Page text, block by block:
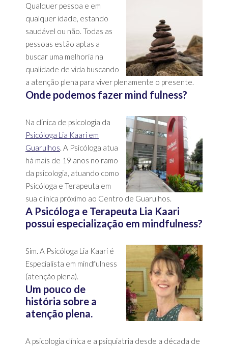
Qualquer pessoa e em
qualquer idade, estando
saudável ou não. Todas as
pessoas estão aptas a
buscar uma melhoria na
qualidade de vida buscando
a atenção plena para viver plenamente o presente.
Onde podemos fazer mind fulness?
Na clínica de psicologia da
Psicóloga Lia Kaari em
Guarulhos. A Psicóloga atua
há mais de 19 anos no ramo
da psicologia, atuando como
Psicóloga e Terapeuta em
sua clínica próximo ao Centro de Guarulhos.
A Psicóloga e Terapeuta Lia Kaari
possui especialização em mindfulness?
Sim. A Psicóloga Lia Kaari é
Especialista em mindfulness
(atenção plena).
Um pouco de
história sobre a
atenção plena.
A psicologia clínica e a psiquiatria desde a década de